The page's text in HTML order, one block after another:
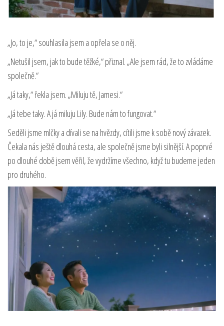
„Jo, to je,“ souhlasila jsem a opřela se o něj.
„Netušil jsem, jak to bude těžké,“ přiznal. „Ale jsem rád, že to zvládáme
společně.“
„Já taky,“ řekla jsem. „Miluju tě, Jamesi.“
„Já tebe taky. A já miluju Lily. Bude nám to fungovat.“
Seděli jsme mlčky a dívali se na hvězdy, cítili jsme k sobě nový závazek.
Čekala nás ještě dlouhá cesta, ale společně jsme byli silnější. A poprvé
po dlouhé době jsem věřil, že vydržíme všechno, když tu budeme jeden
pro druhého.